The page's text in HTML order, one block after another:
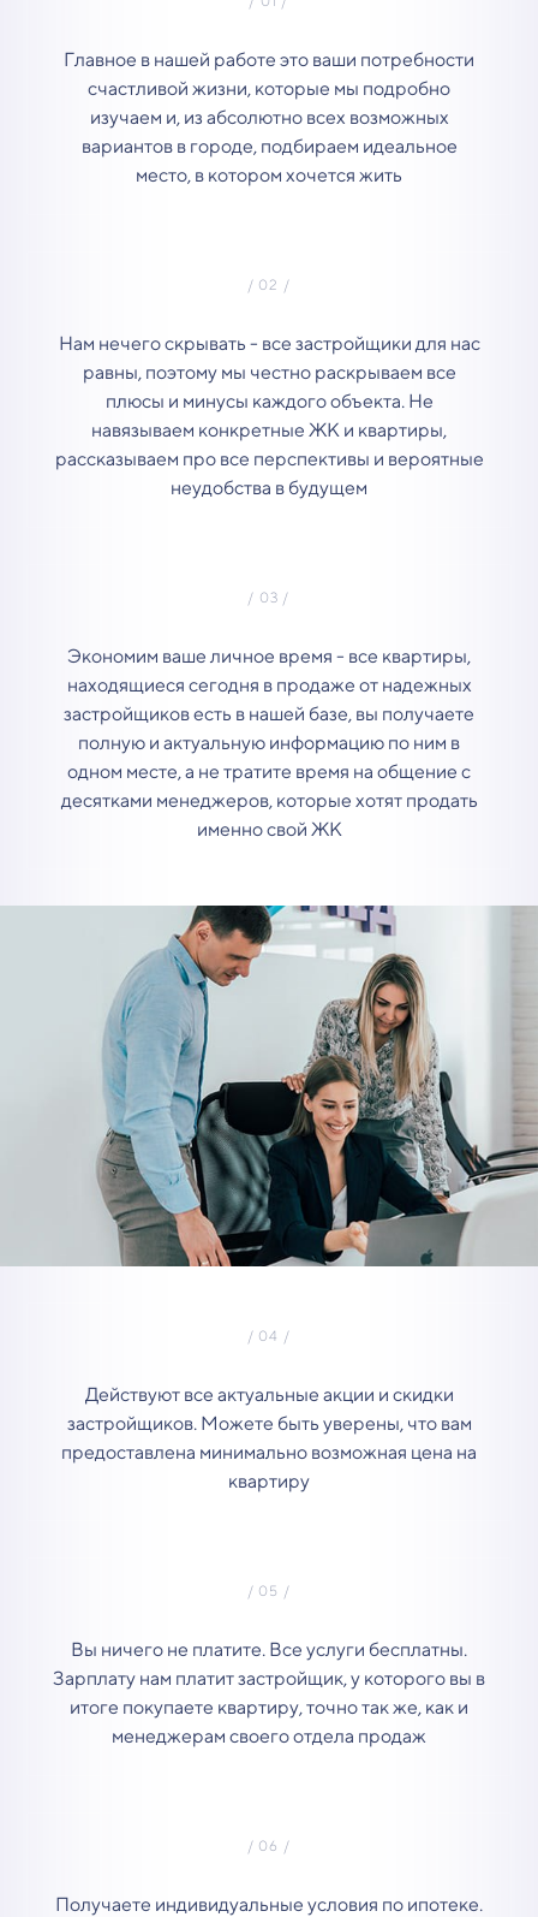
Главное в нашей работе это ваши потребности
счастливой жизни, которые мы подробно
изучаем и, из абсолютно всех возможных
вариантов в городе, подбираем идеальное
место, в котором хочется жить
Нам нечего скрывать - все застройщики для нас
равны, поэтому мы честно раскрываем все
плюсы и минусы каждого объекта. Не
навязываем конкретные ЖК и квартиры,
рассказываем про все перспективы и вероятные
неудобства в будущем
Экономим ваше личное время - все квартиры,
находящиеся сегодня в продаже от надежных
застройщиков есть в нашей базе, вы получаете
полную и актуальную информацию по ним в
одном месте, а не тратите время на общение с
десятками менеджеров, которые хотят продать
именно свой ЖК
Действуют все актуальные акции и скидки
застройщиков. Можете быть уверены, что вам
предоставлена минимально возможная цена на
квартиру
Вы ничего не платите. Все услуги бесплатны.
Зарплату нам платит застройщик, у которого вы в
итоге покупаете квартиру, точно так же, как и
менеджерам своего отдела продаж
Получаете индивидуальные условия по ипотеке.